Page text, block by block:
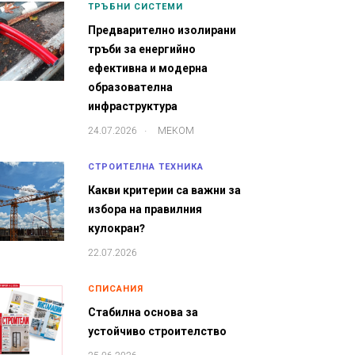
ТРЪБНИ СИСТЕМИ
Предварително изолирани
тръби за енергийно
ефективна и модерна
образователна
инфраструктура
24.07.2026 . МЕКОМ
СТРОИТЕЛНА ТЕХНИКА
Какви критерии са важни за
избора на правилния
кулокран?
22.07.2026
СПИСАНИЯ
Стабилна основа за
устойчиво строителство